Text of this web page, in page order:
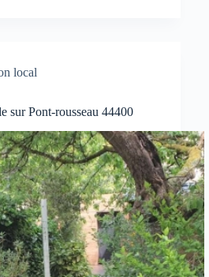
local
sur Pont-rousseau 44400